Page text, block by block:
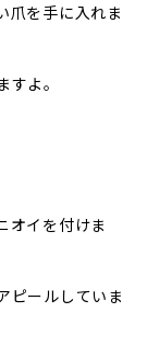
爪を手に入れま
よ。
オイを付けま
ピールしていま